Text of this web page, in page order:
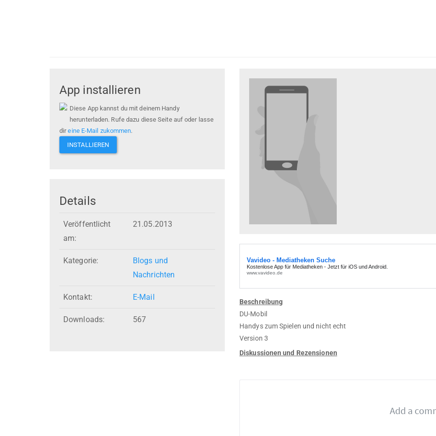
App installieren
Diese App kannst du mit deinem Handy
herunterladen. Rufe dazu diese Seite auf oder lasse
direine E-Mail zukommen.
INSTALLIEREN
Details
Veröffentlicht
am:
21.05.2013
Kategorie:
Blogs und
Nachrichten
Kontakt: E-Mail
Downloads: 567
Beschreibung
DU-Mobil
Handys zum Spielen und nicht echt
Version 3
Diskussionen und Rezensionen